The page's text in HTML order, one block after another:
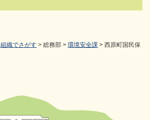
組織でさがす > 総務部 > 環境安全課 > 西原町国民保